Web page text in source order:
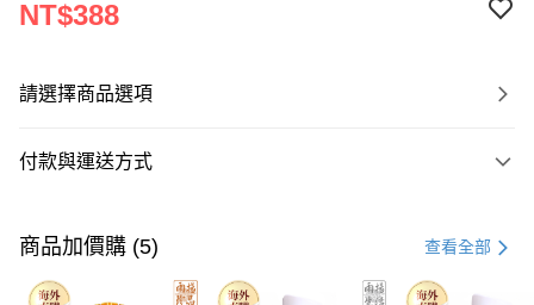
NT$388
請選擇商品選項
付款與運送方式
信用卡一次付款
Apple Pay
商品加價購 (5) 查看全部